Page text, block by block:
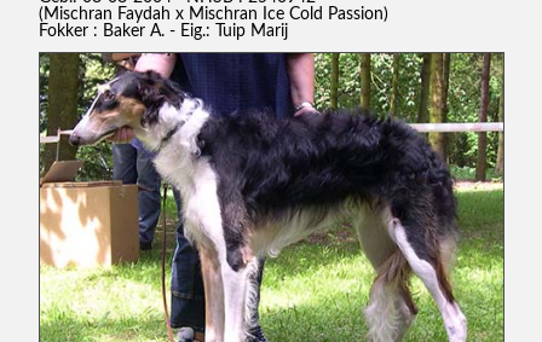
(Mischran Faydah x Mischran Ice Cold Passion)
Fokker : Baker A. - Eig.: Tuip Marij